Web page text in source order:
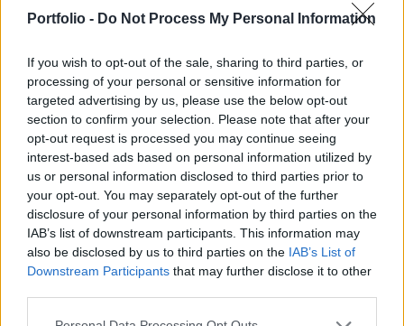
Portfolio - Do Not Process My Personal Information
If you wish to opt-out of the sale, sharing to third parties, or
processing of your personal or sensitive information for
targeted advertising by us, please use the below opt-out
section to confirm your selection. Please note that after your
opt-out request is processed you may continue seeing
interest-based ads based on personal information utilized by
us or personal information disclosed to third parties prior to
your opt-out. You may separately opt-out of the further
disclosure of your personal information by third parties on the
IAB’s list of downstream participants. This information may
also be disclosed by us to third parties on the IAB’s List of
Downstream Participants that may further disclose it to other
beszerzésimenedzser-indexe előbbi országban
28,9 pont, utóbbiban 27,9 pontvolt májusban az
április összeomlás után.
Az olasz gazdaság májusban részlegesen újraindult,
minden bizonnyal ennek is köszönhető, hogy az áprilisi
10,8 után májusban már 28,9 ponton állt a BMI a
szolgáltatásoknál. Az elemzők hasonló felpattanást vártak,
kicsit még alá is becsülték a hangulat javulását (26,5 volt a
konszenzus). Spanyolországban is hasonlóan alakult a
szolgáltatószektor BMI-je, az előző havi...
KEDVES OLVASÓNK!